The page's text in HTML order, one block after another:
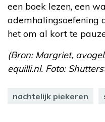
een boek lezen, een
ademhalingsoefening
het om al kort te
(Bron: Margriet,
equilli.nl. Foto:
nachtelijk piekeren